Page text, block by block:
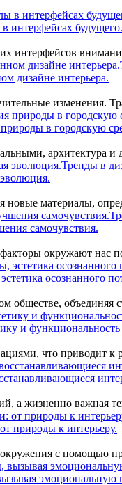
интерфейсах будущего.
интерфейсов
дизайне интерьера.
изменения.
в городскую
архитектура
Тренды в
материалы,
самочувствия.
окружают нас
осознанного
объединяя
и функциональность
что
а жизненно важная
природы к интерьеру.
с помощью
эмоциональную